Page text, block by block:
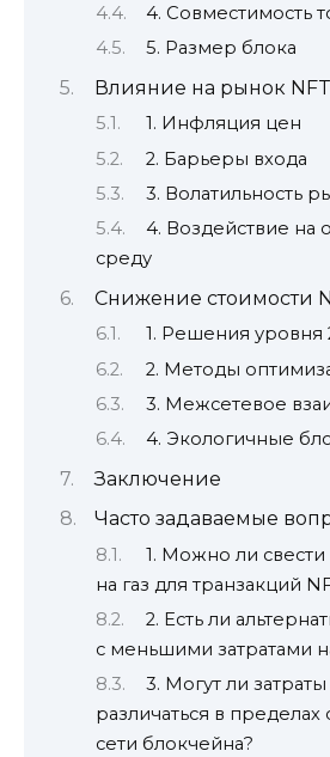
4. Совместимость
5. Размер блока
Влияние на рынок NFT
1. Инфляция цен
2. Барьеры входа
3. Волатильность
4. Воздействие
среду
Снижение стоимости
1. Решения уровня
2. Методы
3. Межсетевое
4. Экологичные
Заключение
Часто задаваемые
1. Можно ли свести
на газ для транзакций
2. Есть ли
с меньшими затратами
3. Могут ли затраты
различаться в
сети блокчейна?